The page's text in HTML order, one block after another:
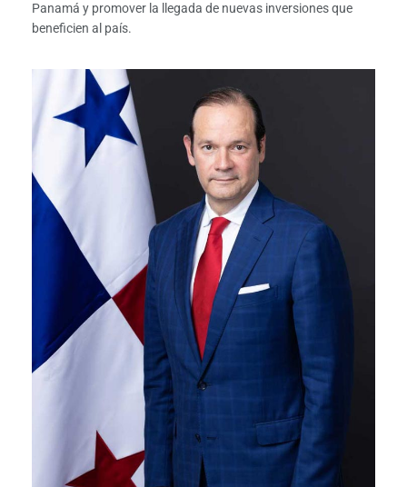
Panamá y promover la llegada de nuevas inversiones que
beneficien al país.